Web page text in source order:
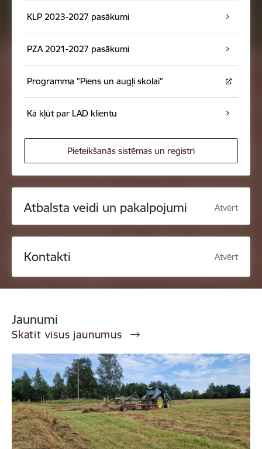
KLP 2023-2027 pasākumi
PZA 2021-2027 pasākumi
Programma "Piens un augļi skolai"
Kā kļūt par LAD klientu
Pieteikšanās sistēmas un reģistri
Atbalsta veidi un pakalpojumi Atvērt
Kontakti Atvērt
Jaunumi
Skatīt visus jaunumus